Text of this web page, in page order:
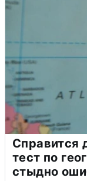
Справится
тест по
стыдно